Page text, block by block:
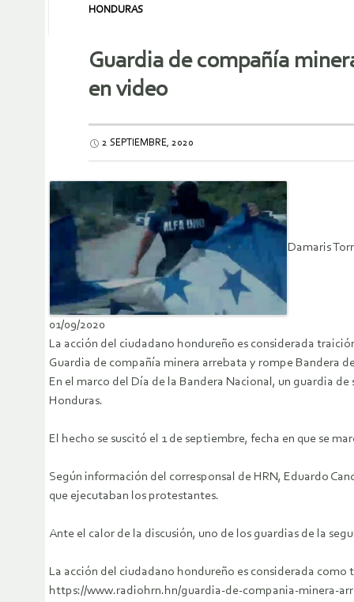
HONDURAS
Guardia de compañía
en video
2 SEPTIEMBRE, 2020
Damaris
01/09/2020
La acción del ciudadano hondureño es considerada
Guardia de compañía minera arrebata y rompe Bandera
En el marco del Día de la Bandera Nacional, un guardia
Honduras.
El hecho se suscitó el 1 de septiembre, fecha en que se
Según información del corresponsal de HRN, Eduardo
que ejecutaban los protestantes.
Ante el calor de la discusión, uno de los guardias de la
La acción del ciudadano hondureño es considerada
https://www.radiohrn.hn/guardia-de-compania-minera-